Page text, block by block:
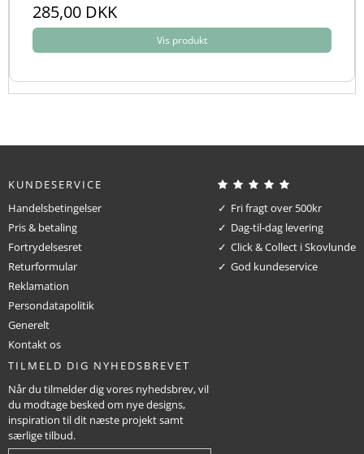
285,00 DKK
Vis produkt
KUNDESERVICE
Handelsbetingelser
Pris & betaling
Fortrydelsesret
Returformular
Reklamation
Persondatapolitik
Generelt
Kontakt os
Fri fragt over 500kr
Dag-til-dag levering
Click & Collect i Skovlunde
God kundeservice
TILMELD DIG NYHEDSBREVET
Når du tilmelder dig vores nyhedsbrev, vil
du modtage besked om nye designs,
inspiration til dit næste projekt samt
særlige tilbud.